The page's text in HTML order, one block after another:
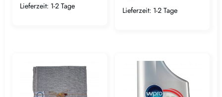
Lieferzeit: 1-2 Tage
Lieferzeit: 1-2 Tage